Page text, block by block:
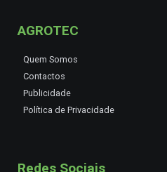
AGROTEC
Quem Somos
Contactos
Publicidade
Política de Privacidade
Redes Sociais